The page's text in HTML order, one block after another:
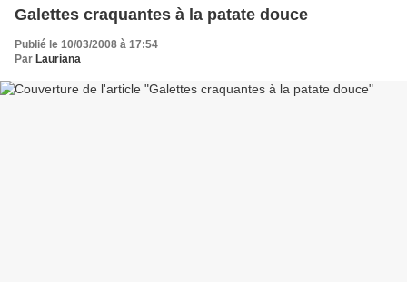
Galettes craquantes à la patate douce
Publié le 10/03/2008 à 17:54
Par Lauriana